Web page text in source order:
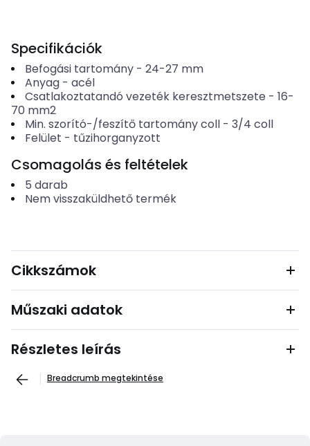
Specifikációk
Befogási tartomány- 24-27 mm
Anyag- acél
Csatlakoztatandó vezeték keresztmetszete - 16-
70 mm2
Min. szorító-/feszítő tartomány coll- 3/4 coll
Felület - tűzihorganyzott
Csomagolás és feltételek
5 darab
Nem visszaküldhető termék
Cikkszámok
Műszaki adatok
Részletes leírás
Breadcrumb megtekintése